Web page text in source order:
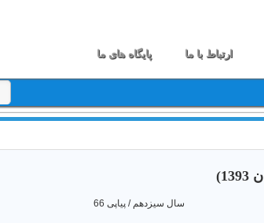
ارتباط با ما پایگاه های ما
سال سیزدهم / پیاپی 66